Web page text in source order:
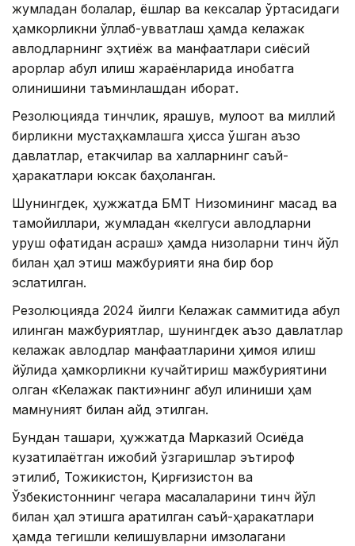
жумладан болалар, ёшлар ва кексалар ўртасидаги
ҳамкорликни қўллаб-қувватлаш ҳамда келажак
авлодларнинг эҳтиёж ва манфаатлари сиёсий
қарорлар қабул қилиш жараёнларида инобатга
олинишини таъминлашдан иборат.
Резолюцияда тинчлик, ярашув, мулоқот ва миллий
бирликни мустаҳкамлашга ҳисса қўшган аъзо
давлатлар, етакчилар ва халқларнинг саъй-
ҳаракатлари юксак баҳоланган.
Шунингдек, ҳужжатда БМТ Низомининг мақсад ва
тамойиллари, жумладан «келгуси авлодларни
уруш офатидан асраш» ҳамда низоларни тинч йўл
билан ҳал этиш мажбурияти яна бир бор
эслатилган.
Резолюцияда 2024 йилги Келажак саммитида қабул
қилинган мажбуриятлар, шунингдек аъзо давлатлар
келажак авлодлар манфаатларини ҳимоя қилиш
йўлида ҳамкорликни кучайтириш мажбуриятини
олган «Келажак пакти»нинг қабул қилиниши ҳам
мамнуният билан қайд этилган.
Бундан ташқари, ҳужжатда Марказий Осиёда
кузатилаётган ижобий ўзгаришлар эътироф
этилиб, Тожикистон, Қирғизистон ва
Ўзбекистоннинг чегара масалаларини тинч йўл
билан ҳал этишга қаратилган саъй-ҳаракатлари
ҳамда тегишли келишувларни имзолагани